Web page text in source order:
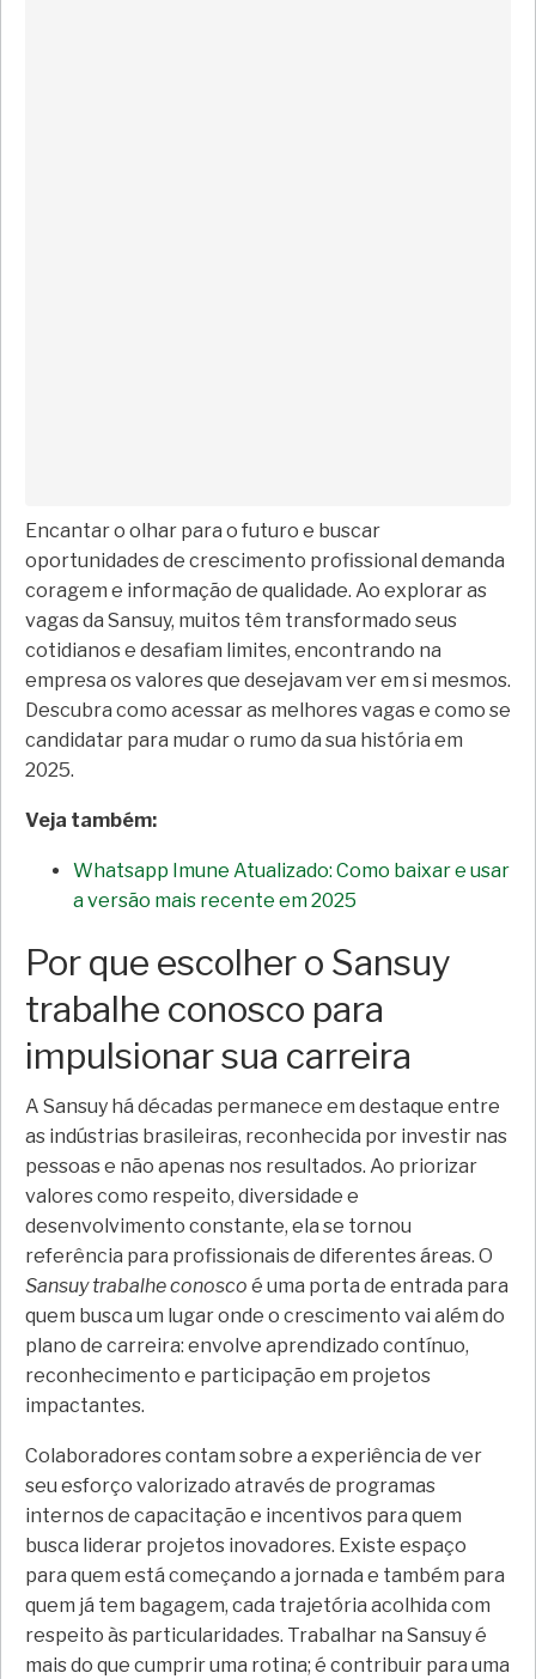
Encantar o olhar para o futuro e buscar
oportunidades de crescimento profissional demanda
coragem e informação de qualidade. Ao explorar as
vagas da Sansuy, muitos têm transformado seus
cotidianos e desafiam limites, encontrando na
empresa os valores que desejavam ver em si mesmos.
Descubra como acessar as melhores vagas e como se
candidatar para mudar o rumo da sua história em
2025.
Veja também:
Whatsapp Imune Atualizado: Como baixar e usar
a versão mais recente em 2025
Por que escolher o Sansuy
trabalhe conosco para
impulsionar sua carreira
A Sansuy há décadas permanece em destaque entre
as indústrias brasileiras, reconhecida por investir nas
pessoas e não apenas nos resultados. Ao priorizar
valores como respeito, diversidade e
desenvolvimento constante, ela se tornou
referência para profissionais de diferentes áreas. O
Sansuy trabalhe conosco é uma porta de entrada para
quem busca um lugar onde o crescimento vai além do
plano de carreira: envolve aprendizado contínuo,
reconhecimento e participação em projetos
impactantes.
Colaboradores contam sobre a experiência de ver
seu esforço valorizado através de programas
internos de capacitação e incentivos para quem
busca liderar projetos inovadores. Existe espaço
para quem está começando a jornada e também para
quem já tem bagagem, cada trajetória acolhida com
respeito às particularidades. Trabalhar na Sansuy é
mais do que cumprir uma rotina; é contribuir para uma